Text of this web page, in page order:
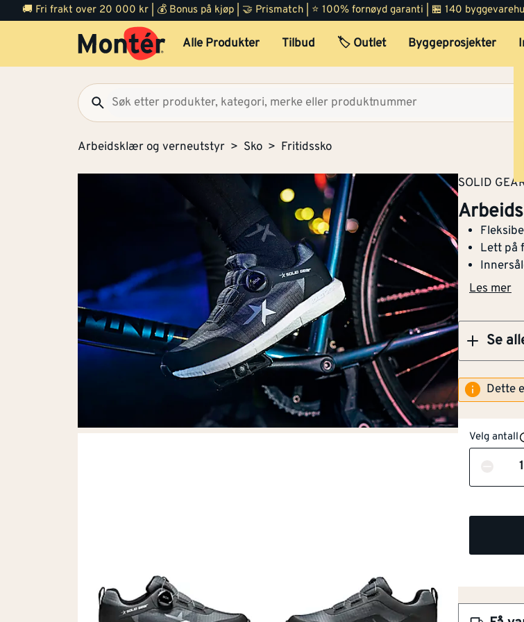
🚚 Fri frakt over 20 000 kr | 💰 Bonus på kjøp | 🤝 Prismatch | ⭐ 100% fornøyd garanti | 🏪 140
Alle Produkter Tilbud 🏷️ Outlet Byggeprosjekter
Arbeidsklær og verneutstyr Sko Fritidssko
SOLID
Lett på
Les mer
Se
Dette
Velg antall
Antall
NOBB
Dynamo
Skostørrelse